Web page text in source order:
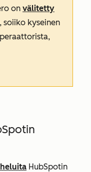
on välitetty
soiiko kyseinen
HubSpotin